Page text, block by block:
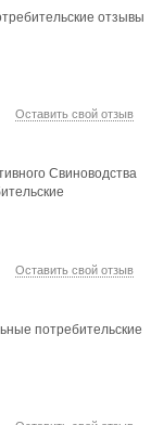
отзывы
Оставить свой отзыв
Свиноводства
Оставить свой отзыв
потребительские